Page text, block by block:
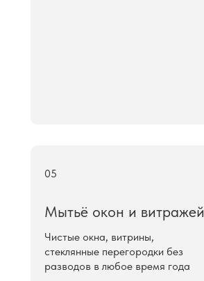
Чистые окна, витрины,
стеклянные перегородки без
разводов в любое время года
Мытьё окон и витражей
05